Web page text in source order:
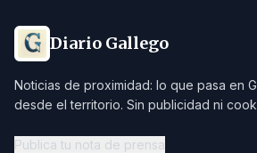
Diario Gallego
Noticias de proximidad: lo que pasa en
desde el territorio. Sin publicidad ni
Publica tu nota de prensa